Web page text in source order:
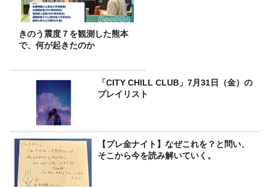
きのう震度７を観測した熊本
で、何が起きたのか
「CITY CHILL CLUB」7月31日（金）の
プレイリスト
【プレ金ナイト】なぜこれを？と問い、
そこから今を読み解いていく。